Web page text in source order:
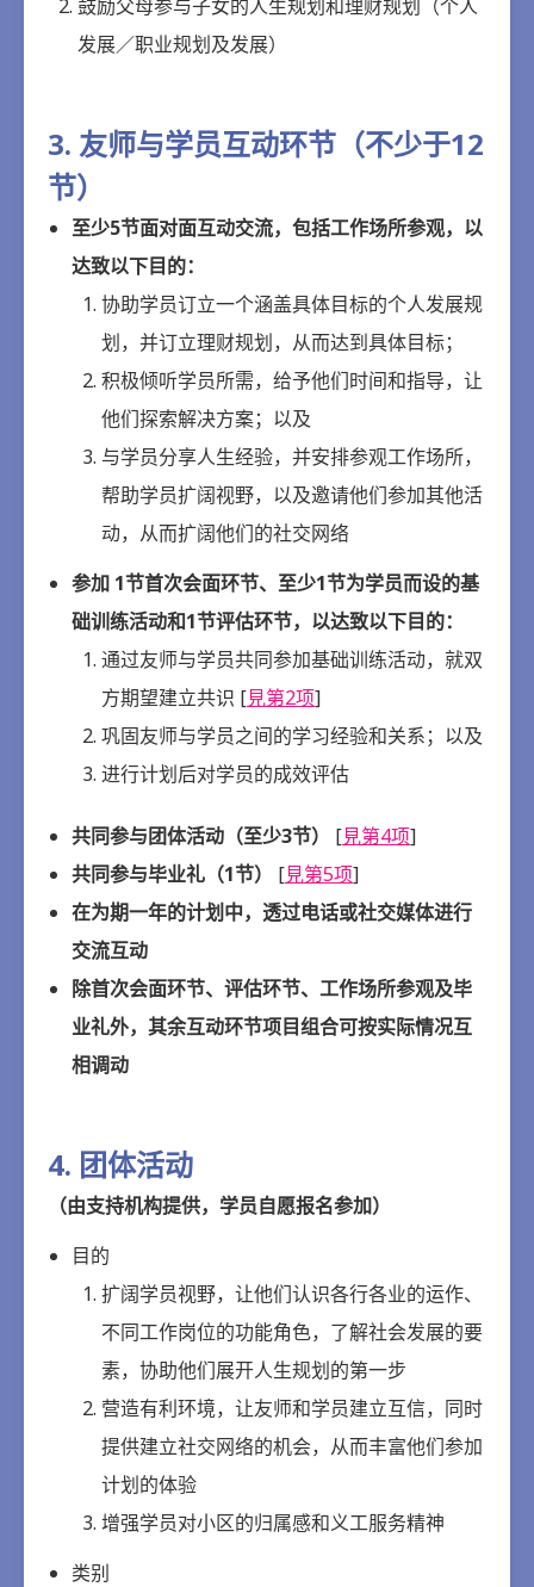
鼓励父母参与子女的人生规划和理财规划（个人
发展／职业规划及发展）
3. 友师与学员互动环节（不少于12
节）
至少5节面对面互动交流，包括工作场所参观，以
达致以下目的：
协助学员订立一个涵盖具体目标的个人发展规
划，并订立理财规划，从而达到具体目标；
积极倾听学员所需，给予他们时间和指导，让
他们探索解决方案；以及
与学员分享人生经验，并安排参观工作场所，
帮助学员扩阔视野，以及邀请他们参加其他活
动，从而扩阔他们的社交网络
参加 1节首次会面环节、至少1节为学员而设的基
础训练活动和1节评估环节，以达致以下目的：
通过友师与学员共同参加基础训练活动，就双
方期望建立共识 [見第2项]
巩固友师与学员之间的学习经验和关系；以及
进行计划后对学员的成效评估
共同参与团体活动（至少3节） [見第4项]
共同参与毕业礼（1节）
[見第5项]
在为期一年的计划中，透过电话或社交媒体进行
交流互动
除首次会面环节、评估环节、工作场所参观及毕
业礼外，其余互动环节项目组合可按实际情况互
相调动
4. 团体活动
（由支持机构提供，学员自愿报名参加）
目的
扩阔学员视野，让他们认识各行各业的运作、
不同工作岗位的功能角色，了解社会发展的要
素，协助他们展开人生规划的第一步
营造有利环境，让友师和学员建立互信，同时
提供建立社交网络的机会，从而丰富他们参加
计划的体验
增强学员对小区的归属感和义工服务精神
类别